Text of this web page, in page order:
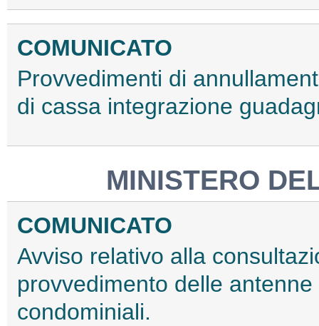
COMUNICATO
Provvedimenti di
di cassa integrazione
MINISTERO
COMUNICATO
Avviso relativo alla
provvedimento delle
condominiali.